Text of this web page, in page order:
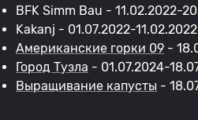
BFK Simm Bau - 11.02.2022-
Kakanj - 01.07.2022-11.02.2022
Американские горки 09 -
Город Тузла - 01.07.2024-
Выращивание капусты -